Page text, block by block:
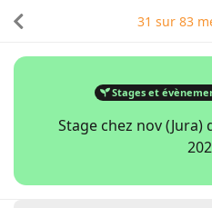
Stages et
Stage chez nov (Jura)
31 sur 83